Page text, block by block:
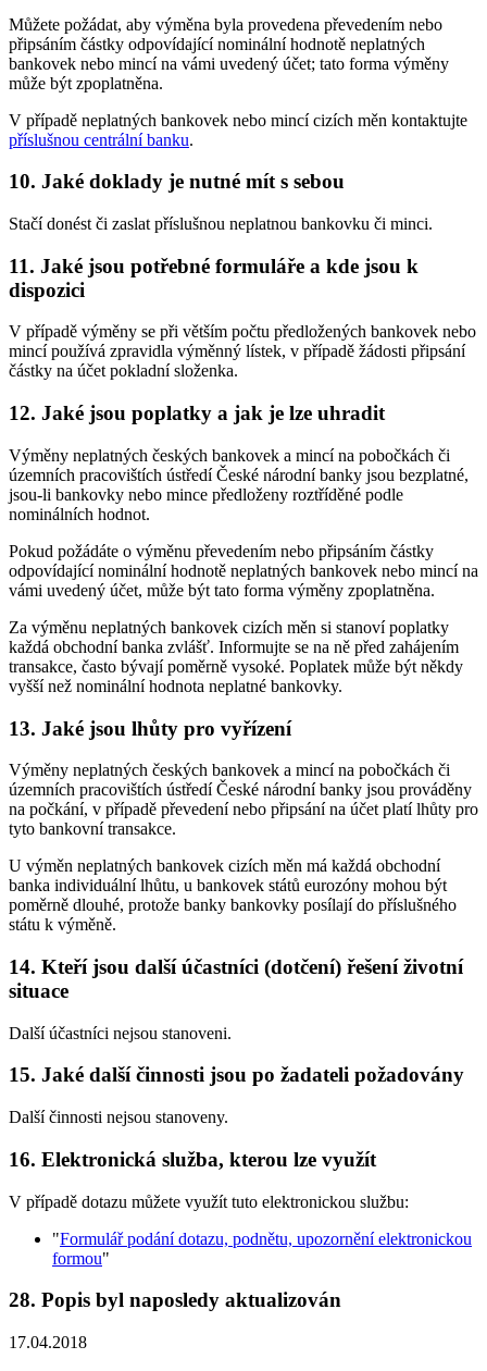
Můžete požádat, aby výměna byla provedena převedením nebo
připsáním částky odpovídající nominální hodnotě neplatných
bankovek nebo mincí na vámi uvedený účet; tato forma výměny
může být zpoplatněna.
V případě neplatných bankovek nebo mincí cizích měn kontaktujte
příslušnou centrální banku.
10. Jaké doklady je nutné mít s sebou
Stačí donést či zaslat příslušnou neplatnou bankovku či minci.
11. Jaké jsou potřebné formuláře a kde jsou k
dispozici
V případě výměny se při větším počtu předložených bankovek nebo
mincí používá zpravidla výměnný lístek, v případě žádosti připsání
částky na účet pokladní složenka.
12. Jaké jsou poplatky a jak je lze uhradit
Výměny neplatných českých bankovek a mincí na pobočkách či
územních pracovištích ústředí České národní banky jsou bezplatné,
jsou-li bankovky nebo mince předloženy roztříděné podle
nominálních hodnot.
Pokud požádáte o výměnu převedením nebo připsáním částky
odpovídající nominální hodnotě neplatných bankovek nebo mincí na
vámi uvedený účet, může být tato forma výměny zpoplatněna.
Za výměnu neplatných bankovek cizích měn si stanoví poplatky
každá obchodní banka zvlášť. Informujte se na ně před zahájením
transakce, často bývají poměrně vysoké. Poplatek může být někdy
vyšší než nominální hodnota neplatné bankovky.
13. Jaké jsou lhůty pro vyřízení
Výměny neplatných českých bankovek a mincí na pobočkách či
územních pracovištích ústředí České národní banky jsou prováděny
na počkání, v případě převedení nebo připsání na účet platí lhůty pro
tyto bankovní transakce.
U výměn neplatných bankovek cizích měn má každá obchodní
banka individuální lhůtu, u bankovek států eurozóny mohou být
poměrně dlouhé, protože banky bankovky posílají do příslušného
státu k výměně.
14. Kteří jsou další účastníci (dotčení) řešení životní
situace
Další účastníci nejsou stanoveni.
15. Jaké další činnosti jsou po žadateli požadovány
Další činnosti nejsou stanoveny.
16. Elektronická služba, kterou lze využít
V případě dotazu můžete využít tuto elektronickou službu:
"Formulář podání dotazu, podnětu, upozornění elektronickou
formou"
28. Popis byl naposledy aktualizován
17.04.2018